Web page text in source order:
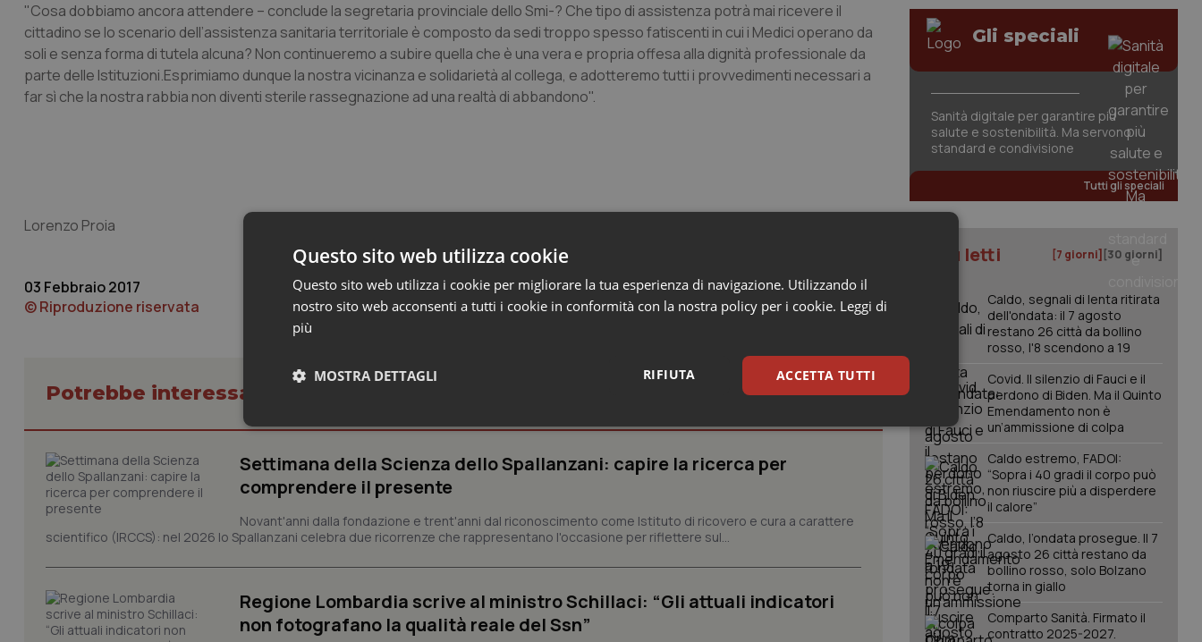
"Cosa dobbiamo ancora attendere – conclude la segretaria provinciale dello Smi-? Che tipo di assistenza potrà mai ricevere il
cittadino se lo scenario dell’assistenza sanitaria territoriale è composto da sedi troppo spesso fatiscenti in cui i Medici operano da
soli e senza forma di tutela alcuna? Non continueremo a subire quella che è una vera e propria offesa alla dignità professionale da
parte delle Istituzioni.Esprimiamo dunque la nostra vicinanza e solidarietà al collega, e adotteremo tutti i provvedimenti necessari a
far sì che la nostra rabbia non diventi sterile rassegnazione ad una realtà di abbandono".
Lorenzo Proia
03 Febbraio 2017
© Riproduzione riservata
Potrebbe interessarti in Puglia
Settimana della Scienza dello Spallanzani: capire la ricerca per
comprendere il presente
Novant'anni dalla fondazione e trent'anni dal riconoscimento come Istituto di ricovero e cura a carattere
scientifico (IRCCS): nel 2026 lo Spallanzani celebra due ricorrenze che rappresentano l'occasione per riflettere sul...
Regione Lombardia scrive al ministro Schillaci: “Gli attuali indicatori
non fotografano la qualità reale del Ssn”
Gli speciali
Sanità digitale per garantire più
salute e sostenibilità. Ma servono
standard e condivisione
Tutti gli speciali
I più letti [7 giorni] [30 giorni]
Caldo, segnali di lenta ritirata
dell'ondata: il 7 agosto
restano 26 città da bollino
rosso, l'8 scendono a 19
Covid. Il silenzio di Fauci e il
perdono di Biden. Ma il Quinto
Emendamento non è
un’ammissione di colpa
Caldo estremo, FADOI:
“Sopra i 40 gradi il corpo può
non riuscire più a disperdere
il calore”
Caldo, l’ondata prosegue. Il 7
agosto 26 città restano da
bollino rosso, solo Bolzano
torna in giallo
Comparto Sanità. Firmato il
contratto 2025-2027.
Questo sito web utilizza cookie
Questo sito web utilizza i cookie per migliorare la tua esperienza di navigazione. Utilizzando il
nostro sito web acconsenti a tutti i cookie in conformità con la nostra policy per i cookie. Leggi di
più
ACCETTA TUTTI
RIFIUTA
MOSTRA DETTAGLI
Necessari Statistici Marketing
e l'accesso alle aree protette del sito. Il sito web non è in grado di funzionare correttamente senza questi cookie.
Nome
Fornitore/Dominio